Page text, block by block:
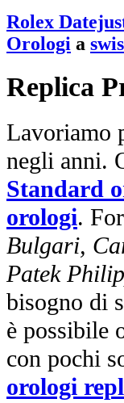
Rolex
Orologi a
Replica
Lavoriamo
negli anni.
Standard
orologi.
Bulgari,
Patek
bisogno di
è possibile
con pochi
orologi